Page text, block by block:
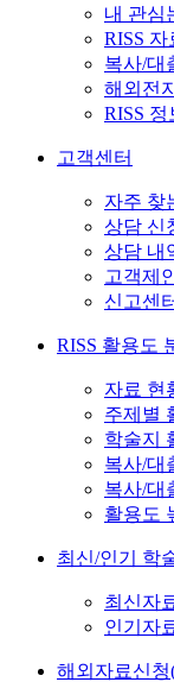
내 관심
RISS
복사/대
해외전
RISS
고객센터
자주 찾
상담 신
상담 내
고객제
신고센
RISS 활용도
자료 현
주제별
학술지
복사/대
복사/대
활용도
최신/인기 학
최신자
인기자
해외자료신청